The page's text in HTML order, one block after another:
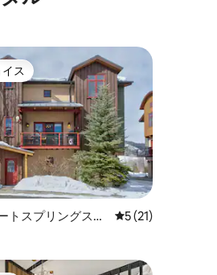
つ星の平均評価
チョイスです。
ス
トスプリングスの
レビュー21件、5
5 (21)